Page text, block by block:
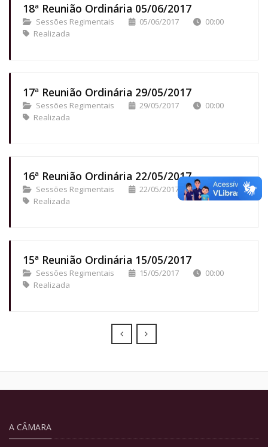
18ª Reunião Ordinária 05/06/2017
Sessões Regimentais 05/06/2017
00:00
Realizada
17ª Reunião Ordinária 29/05/2017
Sessões Regimentais 29/05/2017
00:00
Realizada
16ª Reunião Ordinária 22/05/2017
Sessões Regimentais 22/05/2017
00:00
Realizada
15ª Reunião Ordinária 15/05/2017
Sessões Regimentais 15/05/2017
00:00
Realizada
Prev Next
A CÂMARA